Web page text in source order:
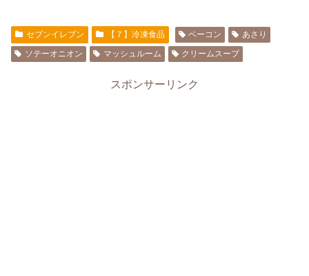
セブンイレブン 【７】冷凍食品 ベーコン
あさり
ソテーオニオン
マッシュルーム クリームスープ
スポンサーリンク